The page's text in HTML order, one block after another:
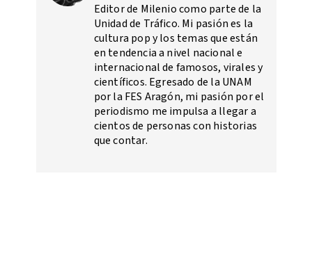
Editor de Milenio como parte de la
Unidad de Tráfico. Mi pasión es la
cultura pop y los temas que están
en tendencia a nivel nacional e
internacional de famosos, virales y
científicos. Egresado de la UNAM
por la FES Aragón, mi pasión por el
periodismo me impulsa a llegar a
cientos de personas con historias
que contar.